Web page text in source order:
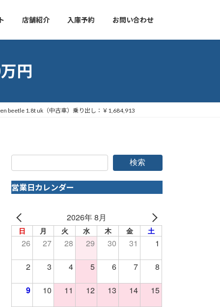
店舗紹介 入庫予約 お問い合わせ
円
beetle 1.8t uk（中古車）乗り出し：￥1,684,913
検索
営業日カレンダー
2026年 8月
日 月 火 水 木 金 土
26 27 28 29 30 31 1
2 3 4 5 6 7 8
9 10 11 12 13 14 15